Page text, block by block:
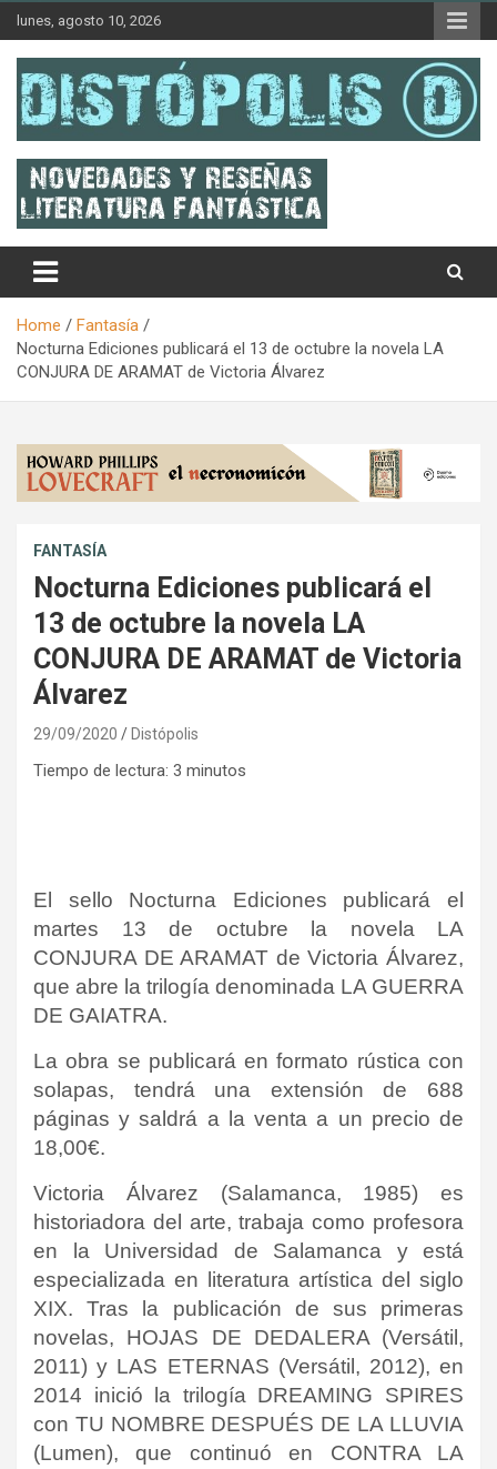
Skip
content
lunes, agosto 10, 2026
Distópolis
Home
Fantasía
Nocturna Ediciones publicará el 13 de octubre la novela LA
CONJURA DE ARAMAT de Victoria Álvarez
FANTASÍA
Nocturna Ediciones publicará el
13 de octubre la novela LA
CONJURA DE ARAMAT de Victoria
Álvarez
29/09/2020 Distópolis
Tiempo de lectura: 3 minutos
El sello Nocturna Ediciones publicará el
martes 13 de octubre la novela LA
CONJURA DE ARAMAT de Victoria Álvarez,
que abre la trilogía denominada LA GUERRA
DE GAIATRA.
La obra se publicará en formato rústica con
solapas, tendrá una extensión de 688
páginas y saldrá a la venta a un precio de
18,00€.
Victoria Álvarez (Salamanca, 1985) es
historiadora del arte, trabaja como profesora
en la Universidad de Salamanca y está
especializada en literatura artística del siglo
XIX. Tras la publicación de sus primeras
novelas, HOJAS DE DEDALERA (Versátil,
2011) y LAS ETERNAS (Versátil, 2012), en
2014 inició la trilogía DREAMING SPIRES
con TU NOMBRE DESPUÉS DE LA LLUVIA
(Lumen), que continuó en CONTRA LA